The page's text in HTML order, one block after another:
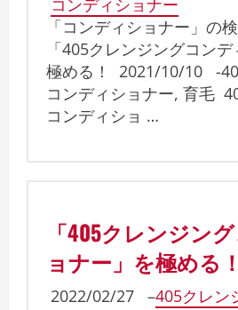
コンディショナー
「コンディショナー」の
「405クレンジングコン
極める！ 2021/10/10 -
コンディショナー, 育毛
コンディショ …
「405クレンジン
ョナー」を極める！
2022/02/27 –405クレン